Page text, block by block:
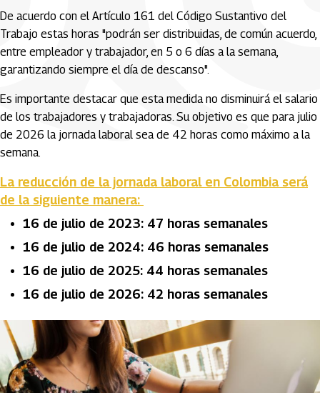
De acuerdo con el Artículo 161 del Código Sustantivo del
Trabajo estas horas "podrán ser distribuidas, de común acuerdo,
entre empleador y trabajador, en 5 o 6 días a la semana,
garantizando siempre el día de descanso".
Es importante destacar que esta medida no disminuirá el salario
de los trabajadores y trabajadoras. Su objetivo es que para julio
de 2026 la jornada laboral sea de 42 horas como máximo a la
semana.
La reducción de la jornada laboral en Colombia será
de la siguiente manera:
16 de julio de 2023: 47 horas semanales
16 de julio de 2024: 46 horas semanales
16 de julio de 2025: 44 horas semanales
16 de julio de 2026: 42 horas semanales